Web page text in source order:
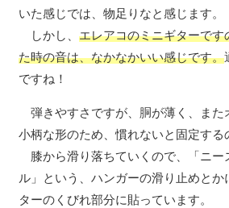
いた感じでは、物足りなと感じます。
しかし、 エレアコのミニギターです
た時の音は、なかなかいい感じです。
ですね！
弾きやすさですが、胴が薄く、また
小柄な形のため、慣れないと固定する
膝から滑り落ちていくので、「ニー
ル」という、ハンガーの滑り止めと
ターのくびれ部分に貼っています。